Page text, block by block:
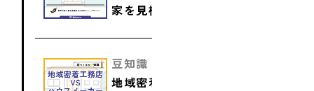
家を見極めるためのチェッ
豆知識
地域密着工務店 vs ハウスメ